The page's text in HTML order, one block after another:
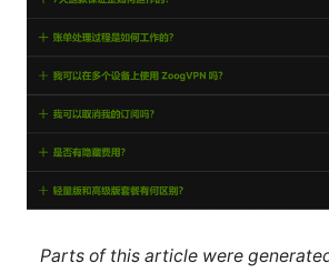
Parts of this article were